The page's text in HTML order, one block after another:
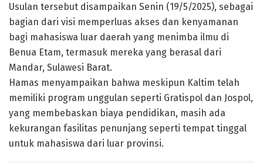
Usulan tersebut disampaikan Senin (19/5/2025), sebagai
bagian dari visi memperluas akses dan kenyamanan
bagi mahasiswa luar daerah yang menimba ilmu di
Benua Etam, termasuk mereka yang berasal dari
Mandar, Sulawesi Barat.
Hamas menyampaikan bahwa meskipun Kaltim telah
memiliki program unggulan seperti Gratispol dan Jospol,
yang membebaskan biaya pendidikan, masih ada
kekurangan fasilitas penunjang seperti tempat tinggal
untuk mahasiswa dari luar provinsi.